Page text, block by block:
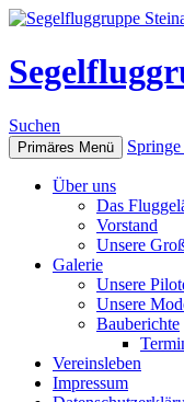
Suchen
Primäres Menü
Über uns
Das
Vorstand
Unsere
Galerie
Unsere
Unsere
Bauberichte
Vereinsleben
Impressum